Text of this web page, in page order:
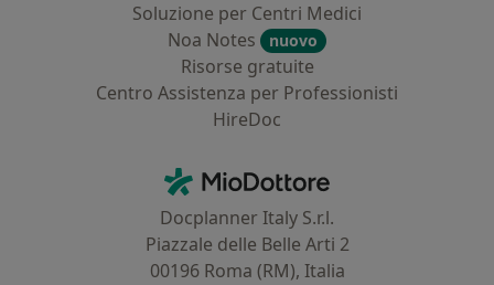
Soluzione per Centri Medici
Noa Notes
nuovo
Risorse gratuite
Centro Assistenza per Professionisti
HireDoc
MioDottore - Homepage
Docplanner Italy S.r.l.
Piazzale delle Belle Arti 2
00196 Roma (RM), Italia